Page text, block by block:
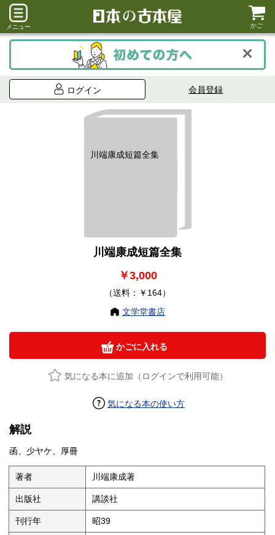
メニュー かご
ログイン 会員登録
川端康成短篇全集
川端康成短篇全集
￥3,000
（送料：￥164）
文学堂書店
かごに入れる
気になる本に追加（ログインで利用可能）
気になる本の使い方
解説
函、少ヤケ、厚冊
著者 川端康成著
出版社 講談社
刊行年 昭39